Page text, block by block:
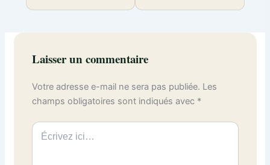
Laisser un commentaire
Votre adresse e-mail ne sera pas publiée. Les
champs obligatoires sont indiqués avec *
Écrivez
ici…